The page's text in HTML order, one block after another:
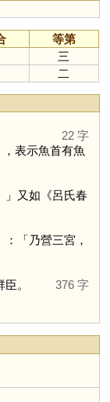
等第
三
二
22 字
，表示魚首有魚
」又如《呂氏春
「乃營三宮，
。 376 字